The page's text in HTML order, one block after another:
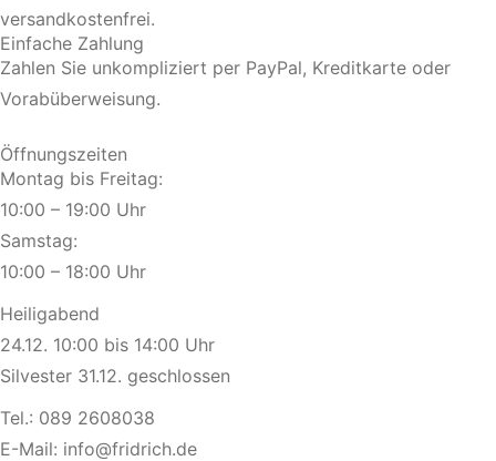
versandkostenfrei.
Einfache Zahlung
Zahlen Sie unkompliziert per PayPal, Kreditkarte oder
Vorabüberweisung.
Öffnungszeiten
Montag bis Freitag:
10:00 – 19:00 Uhr
Samstag:
10:00 – 18:00 Uhr
Heiligabend
24.12. 10:00 bis 14:00 Uhr
Silvester 31.12. geschlossen
Tel.: 089 2608038
E-Mail: info@fridrich.de